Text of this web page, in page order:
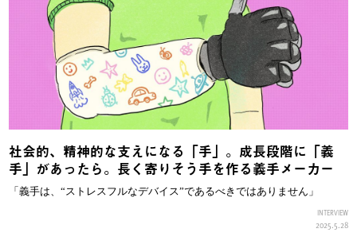
社会的、精神的な支えになる「手」。成長段階に「義
手」があったら。長く寄りそう手を作る義手メーカー
「義手は、“ストレスフルなデバイス”であるべきではありません」
INTERVIEW
2025.5.28